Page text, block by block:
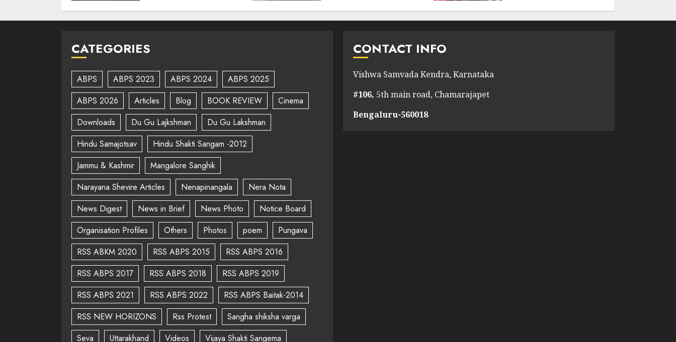
CATEGORIES
ABPS ABPS 2023 ABPS 2024
ABPS 2025
ABPS 2026
Articles Blog BOOK REVIEW
Cinema
Downloads
Du Gu Lajkshman
Du Gu Lakshman
Hindu Samajotsav
Hindu Shakti Sangam -2012
Jammu & Kashmir
Mangalore Sanghik
Narayana Shevire Articles
Nenapinangala
Nera Nota
News Digest
News in Brief News Photo
Notice Board
Organisation Profiles
Others Photos poem
Pungava
RSS ABKM 2020
RSS ABPS 2015
RSS ABPS 2016
RSS ABPS 2017
RSS ABPS 2018
RSS ABPS 2019
RSS ABPS 2021
RSS ABPS 2022
RSS ABPS Baitak-2014
RSS NEW HORIZONS
Rss Protest
Sangha shiksha varga
Seva
Uttarakhand Videos Vijaya Shakti Sangema
CONTACT INFO
Vishwa Samvada Kendra, Karnataka
#106, 5th main road, Chamarajapet
Bengaluru-560018